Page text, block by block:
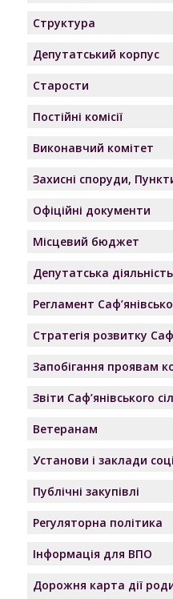
Структура
Депутатський корпус
Старости
Постійні комісії
Виконавчий комітет
Захисні споруди,
Офіційні документи
Місцевий бюджет
Депутатська діяльність
Регламент
Стратегія розвитку
Запобігання проявам
Звіти Саф’янівського
Ветеранам
Установи і заклади
Публічні закупівлі
Регуляторна політика
Інформація для ВПО
Дорожня карта дії